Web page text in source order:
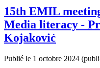
15th EMIL
Media literacy -
Kojaković
Publié le 1 octobre 2024